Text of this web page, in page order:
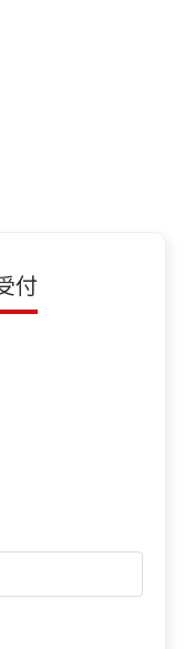
付